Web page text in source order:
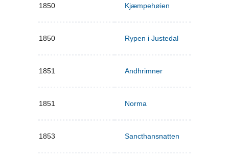
1850 Kjæmpehøien
1850 Rypen i Justedal
1851 Andhrimner
1851 Norma
1853 Sancthansnatten